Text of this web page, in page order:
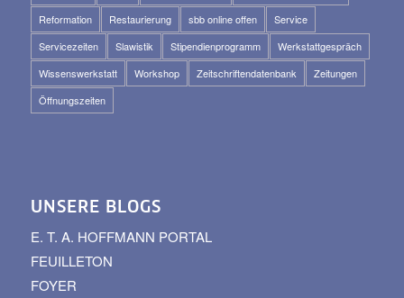
Reformation
Restaurierung sbb online offen
Service
Servicezeiten
Slawistik Stipendienprogramm
Werkstattgespräch
Wissenswerkstatt
Workshop Zeitschriftendatenbank
Zeitungen
Öffnungszeiten
UNSERE BLOGS
E. T. A. HOFFMANN PORTAL
FEUILLETON
FOYER